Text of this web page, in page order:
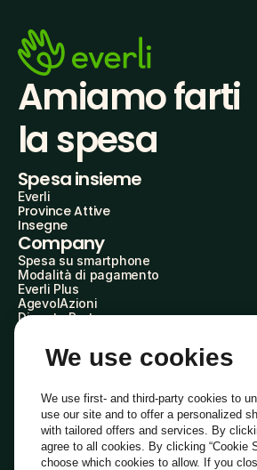
Amiamo farti
la spesa
Spesa insieme
Everli
Province Attive
Insegne
Company
Spesa su smartphone
Modalità di pagamento
Everli Plus
AgevolAzioni
Diventa Partner
Everli Shoppers
About Us
Everli News
Domande frequenti
Lavora con noi
Diventa Shopper
Investitori
PrivacyCookiePreferenze
We use cookies
We use first- and third-party cookies to
use our site and to offer a personalized
with tailored offers and services. By
agree to all cookies. By clicking “Cookie
choose which cookies to allow. If you